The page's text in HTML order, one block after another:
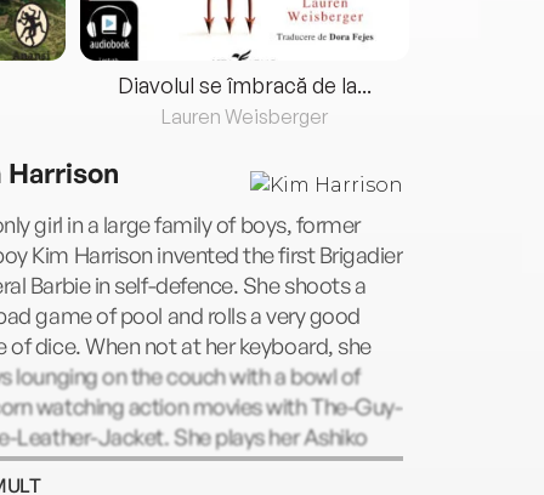
Diavolul se îmbracă de la...
Lauren Weisberger
Harrison
girl in a large family of boys, former
Kim Harrison invented the first Brigadier
Barbie in self-defence. She shoots a
game of pool and rolls a very good
of dice. When not at her keyboard, she
lounging on the couch with a bowl of
watching action movies with The-Guy-
Leather-Jacket. She plays her Ashiko
no one is listening, and is hard to